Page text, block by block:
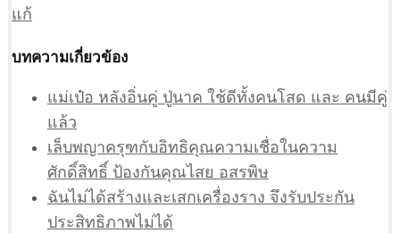
แก้
บทความเกี่ยวข้อง
แม่เป๋อ หลังอิ่นคู่ ปู่นาค ใช้ดีทั้งคนโสด และ คนมีคู่
แล้ว
เล็บพญาครุฑกับอิทธิคุณความเชื่อในความ
ศักดิ์สิทธิ์ ป้องกันคุณไสย อสรพิษ
ฉันไม่ได้สร้างและเสกเครื่องราง จึงรับประกัน
ประสิทธิภาพไม่ได้